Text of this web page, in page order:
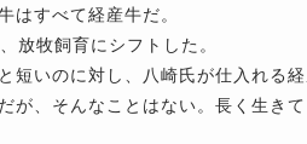
はすべて経産牛だ。
放牧飼育にシフトした。
短いのに対し、八崎氏が仕入れる
が、そんなことはない。長く生き